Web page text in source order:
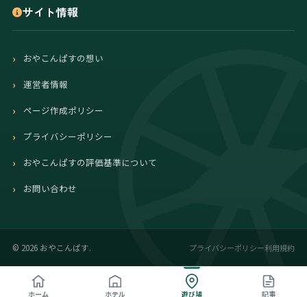
サイト情報
おやこんぱすの想い
運営者情報
ページ作成ポリシー
プライバシーポリシー
おやこんぱすの評価基準について
お問い合わせ
© 2026 おやこんぱす. プライバシーポリシー利用規約
ホーム ホテル 遊び場 記事